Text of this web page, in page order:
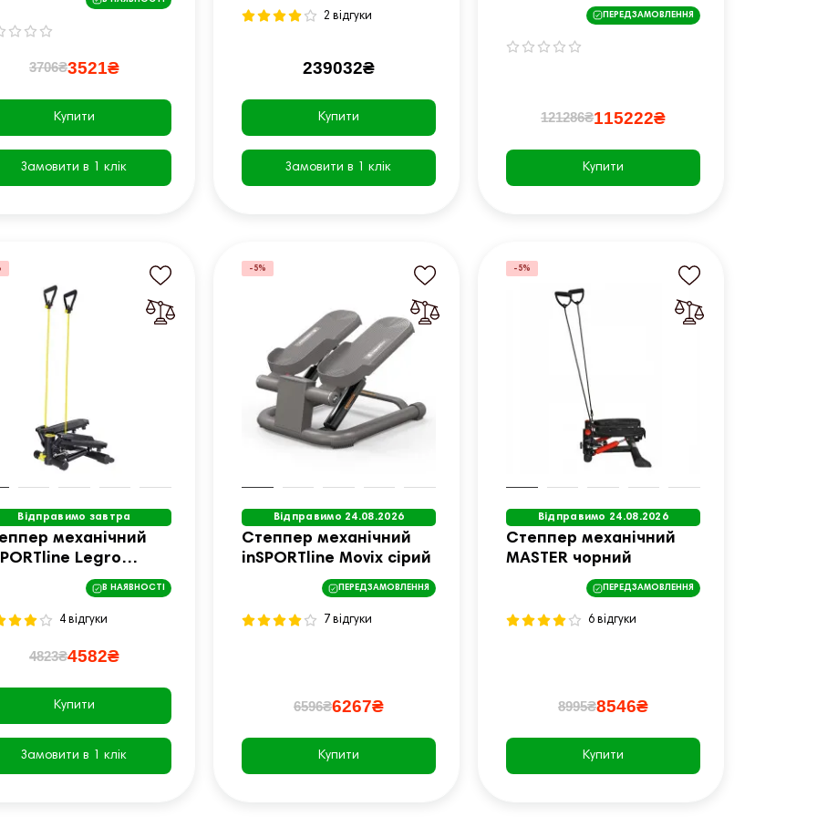
3706₴3521₴
Купити
Замовити в 1 клік
2 відгуки
239032₴
Купити
Замовити в 1 клік
ПЕРЕДЗАМОВЛЕННЯ
121286₴115222₴
Купити
Відправимо завтра
механічний
Legro
жовтий
В НАЯВНОСТІ
4 відгуки
4823₴4582₴
Купити
Замовити в 1 клік
-5%
Відправимо 24.08.2026
Степпер механічний
inSPORTline Movix сірий
ПЕРЕДЗАМОВЛЕННЯ
7 відгуки
6596₴6267₴
Купити
-5%
Відправимо 24.08.2026
Степпер механічний
MASTER чорний
ПЕРЕДЗАМОВЛЕННЯ
6 відгуки
8995₴8546₴
Купити